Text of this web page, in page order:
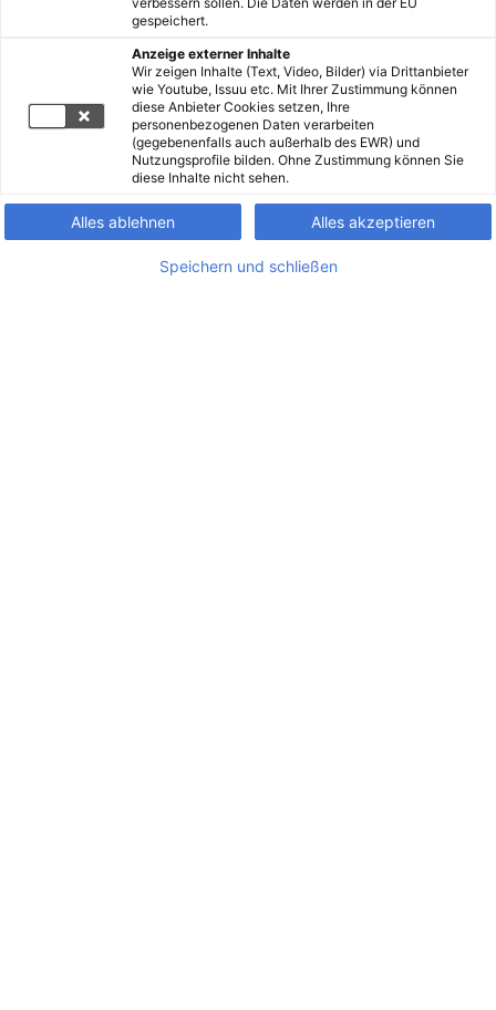
gespeichert.
Anzeige externer Inhalte
Wir zeigen Inhalte (Text, Video, Bilder) via Drittanbieter
wie Youtube, Issuu etc. Mit Ihrer Zustimmung können
diese Anbieter Cookies setzen, Ihre
personenbezogenen Daten verarbeiten
(gegebenenfalls auch außerhalb des EWR) und
Nutzungsprofile bilden. Ohne Zustimmung können Sie
diese Inhalte nicht sehen.
Alles ablehnen Alles akzeptieren
Speichern und schließen